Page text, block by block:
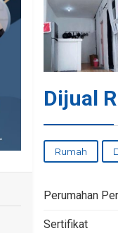
Dijual
Rumah
Perumahan
Sertifikat